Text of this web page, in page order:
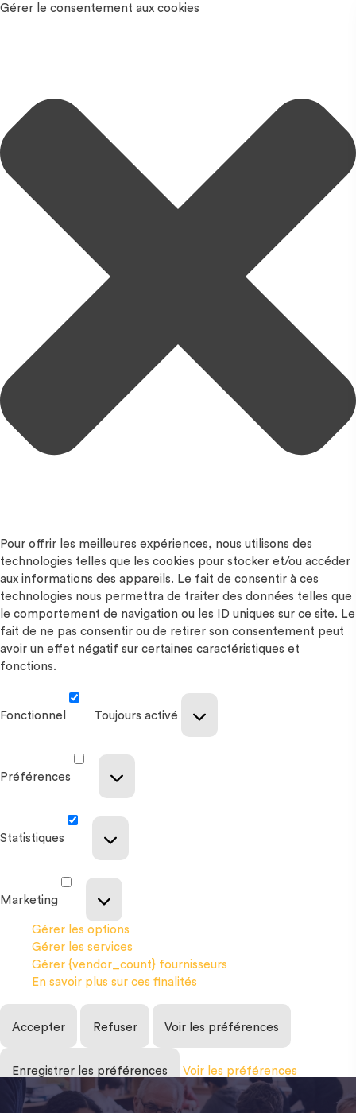
Gérer le consentement aux cookies
Pour offrir les meilleures expériences, nous utilisons des
technologies telles que les cookies pour stocker et/ou accéder
aux informations des appareils. Le fait de consentir à ces
technologies nous permettra de traiter des données telles que
le comportement de navigation ou les ID uniques sur ce site. Le
fait de ne pas consentir ou de retirer son consentement peut
avoir un effet négatif sur certaines caractéristiques et
fonctions.
Fonctionnel Toujours activé
Préférences
Statistiques
Marketing
Gérer les options
Gérer les services
Gérer {vendor_count} fournisseurs
En savoir plus sur ces finalités
Accepter Refuser Voir les préférences
Enregistrer les préférences Voir les préférences
Gestion des cookies